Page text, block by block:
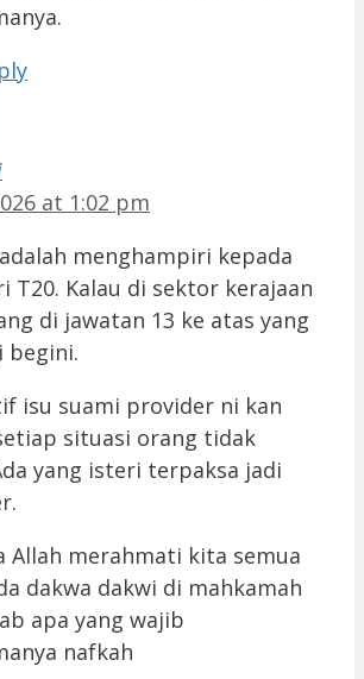
at 1:02 pm
adalah menghampiri kepada
T20. Kalau di sektor kerajaan
di jawatan 13 ke atas yang
begini.
isu suami provider ni kan
situasi orang tidak
yang isteri terpaksa jadi
Allah merahmati kita semua
dakwa dakwi di mahkamah
apa yang wajib
nafkah